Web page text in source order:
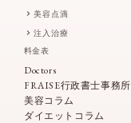
美容点滴
注入治療
料金表
Doctors
FRAISE行政書士事務所
美容コラム
ダイエットコラム